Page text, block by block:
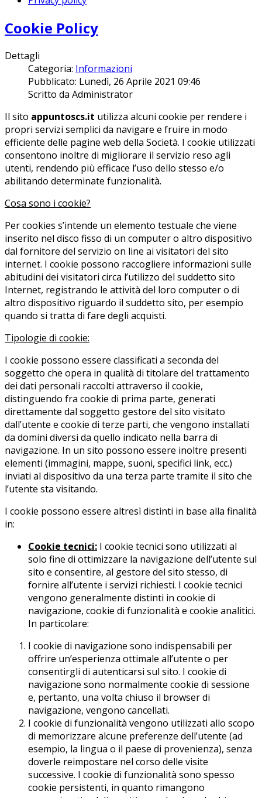
Cookie Policy
Dettagli
Categoria: Informazioni
Pubblicato: Lunedì, 26 Aprile 2021 09:46
Scritto da Administrator
Il sito appuntoscs.it utilizza alcuni cookie per rendere i
propri servizi semplici da navigare e fruire in modo
efficiente delle pagine web della Società. I cookie utilizzati
consentono inoltre di migliorare il servizio reso agli
utenti, rendendo più efficace l’uso dello stesso e/o
abilitando determinate funzionalità.
Cosa sono i cookie?
Per cookies s’intende un elemento testuale che viene
inserito nel disco fisso di un computer o altro dispositivo
dal fornitore del servizio on line ai visitatori del sito
internet. I cookie possono raccogliere informazioni sulle
abitudini dei visitatori circa l’utilizzo del suddetto sito
Internet, registrando le attività del loro computer o di
altro dispositivo riguardo il suddetto sito, per esempio
quando si tratta di fare degli acquisti.
Tipologie di cookie:
I cookie possono essere classificati a seconda del
soggetto che opera in qualità di titolare del trattamento
dei dati personali raccolti attraverso il cookie,
distinguendo fra cookie di prima parte, generati
direttamente dal soggetto gestore del sito visitato
dall’utente e cookie di terze parti, che vengono installati
da domini diversi da quello indicato nella barra di
navigazione. In un sito possono essere inoltre presenti
elementi (immagini, mappe, suoni, specifici link, ecc.)
inviati al dispositivo da una terza parte tramite il sito che
l’utente sta visitando.
I cookie possono essere altresì distinti in base alla finalità
in:
Cookie tecnici: I cookie tecnici sono utilizzati al
solo fine di ottimizzare la navigazione dell’utente sul
sito e consentire, al gestore del sito stesso, di
fornire all’utente i servizi richiesti. I cookie tecnici
vengono generalmente distinti in cookie di
navigazione, cookie di funzionalità e cookie analitici.
In particolare:
I cookie di navigazione sono indispensabili per
offrire un’esperienza ottimale all’utente o per
consentirgli di autenticarsi sul sito. I cookie di
navigazione sono normalmente cookie di sessione
e, pertanto, una volta chiuso il browser di
navigazione, vengono cancellati.
I cookie di funzionalità vengono utilizzati allo scopo
di memorizzare alcune preferenze dell’utente (ad
esempio, la lingua o il paese di provenienza), senza
doverle reimpostare nel corso delle visite
successive. I cookie di funzionalità sono spesso
cookie persistenti, in quanto rimangono